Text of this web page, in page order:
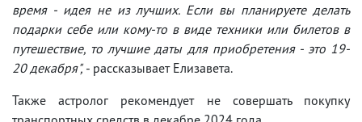
время - идея не из лучших. Если вы планируете делать
подарки себе или кому-то в виде техники или билетов в
путешествие, то лучшие даты для приобретения - это 19-
20 декабря", - рассказывает Елизавета.
Также астролог рекомендует не совершать покупку